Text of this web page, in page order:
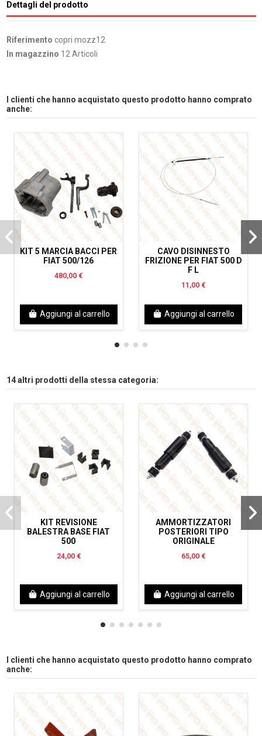
Dettagli del prodotto
Riferimento copri mozz12
In magazzino 12 Articoli
I clienti che hanno acquistato questo prodotto hanno comprato
anche:
KIT 5 MARCIA BACCI PER
FIAT 500/126
480,00 €
Aggiungi al carrello
CAVO DISINNESTO
FRIZIONE PER FIAT 500 D
F L
11,00 €
Aggiungi al carrello
14 altri prodotti della stessa categoria:
KIT REVISIONE
BALESTRA BASE FIAT
500
24,00 €
Aggiungi al carrello
AMMORTIZZATORI
POSTERIORI TIPO
ORIGINALE
65,00 €
Aggiungi al carrello
I clienti che hanno acquistato questo prodotto hanno comprato
anche: